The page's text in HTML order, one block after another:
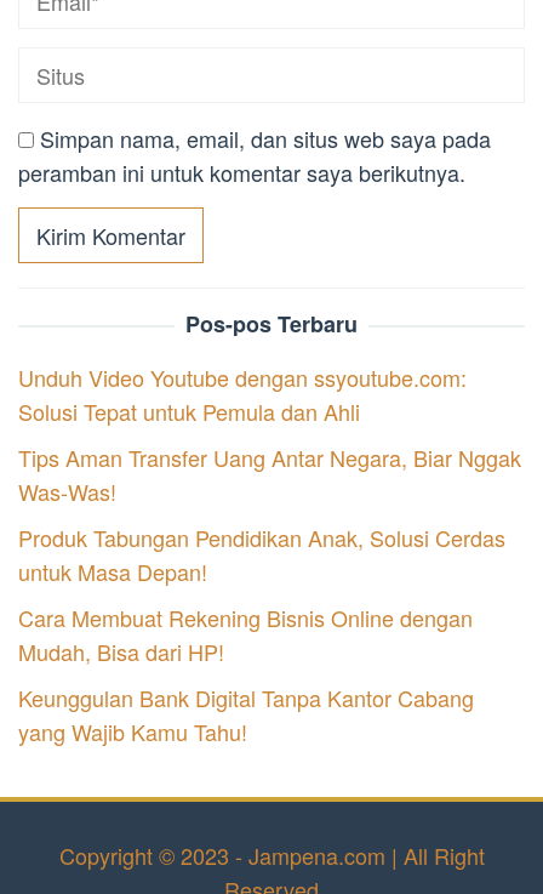
Simpan nama, email, dan situs web saya pada
peramban ini untuk komentar saya berikutnya.
Pos-pos Terbaru
Unduh Video Youtube dengan ssyoutube.com:
Solusi Tepat untuk Pemula dan Ahli
Tips Aman Transfer Uang Antar Negara, Biar Nggak
Was-Was!
Produk Tabungan Pendidikan Anak, Solusi Cerdas
untuk Masa Depan!
Cara Membuat Rekening Bisnis Online dengan
Mudah, Bisa dari HP!
Keunggulan Bank Digital Tanpa Kantor Cabang
yang Wajib Kamu Tahu!
Copyright © 2023 - Jampena.com | All Right